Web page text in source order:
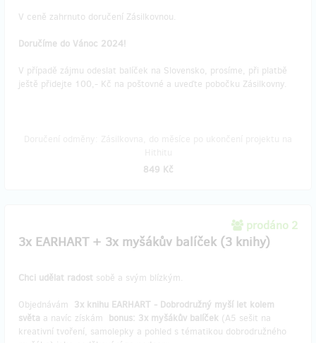
V ceně zahrnuto doručení Zásilkovnou.
Doručíme do Vánoc 2024!
V případě zájmu odeslat balíček na Slovensko, prosíme, při platbě
ještě přidejte 100,- Kč na poštovné a uveďte pobočku Zásilkovny.
849 Kč
prodáno 2
3x EARHART + 3x myšákův balíček (3 knihy)
Chci udělat radost sobě a svým blízkým.
Objednávám 3x knihu EARHART - Dobrodružný myší let kolem
světa a navíc získám bonus: 3x myšákův balíček (A5 sešit na
kreativní tvoření, samolepky a pohled s tématikou dobrodružného